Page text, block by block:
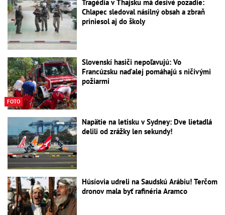
Tragédia v Thajsku má desivé pozadie:
Chlapec sledoval násilný obsah a zbraň
priniesol aj do školy
FOTO
Slovenskí hasiči nepoľavujú: Vo
Francúzsku naďalej pomáhajú s ničivými
požiarmi
Napätie na letisku v Sydney: Dve lietadlá
delili od zrážky len sekundy!
Húsíovia udreli na Saudskú Arábiu! Terčom
dronov mala byť rafinéria Aramco